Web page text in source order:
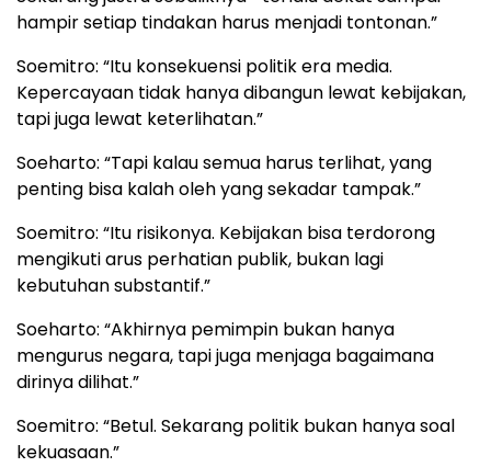
hampir setiap tindakan harus menjadi tontonan.”
Soemitro: “Itu konsekuensi politik era media.
Kepercayaan tidak hanya dibangun lewat kebijakan,
tapi juga lewat keterlihatan.”
Soeharto: “Tapi kalau semua harus terlihat, yang
penting bisa kalah oleh yang sekadar tampak.”
Soemitro: “Itu risikonya. Kebijakan bisa terdorong
mengikuti arus perhatian publik, bukan lagi
kebutuhan substantif.”
Soeharto: “Akhirnya pemimpin bukan hanya
mengurus negara, tapi juga menjaga bagaimana
dirinya dilihat.”
Soemitro: “Betul. Sekarang politik bukan hanya soal
kekuasaan.”